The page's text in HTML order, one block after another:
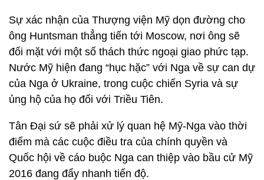
Sự xác nhận của Thượng viện Mỹ dọn đường cho
ông Huntsman thẳng tiến tới Moscow, nơi ông sẽ
đối mặt với một số thách thức ngoại giao phức tạp.
Nước Mỹ hiện đang “hục hặc” với Nga về sự can dự
của Nga ở Ukraine, trong cuộc chiến Syria và sự
ủng hộ của họ đối với Triều Tiên.
Tân Đại sứ sẽ phải xử lý quan hệ Mỹ-Nga vào thời
điểm mà các cuộc điều tra của chính quyền và
Quốc hội về cáo buộc Nga can thiệp vào bầu cử Mỹ
2016 đang đẩy nhanh tiến độ.